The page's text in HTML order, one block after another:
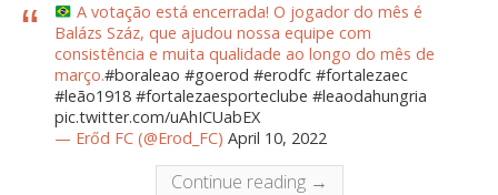
A votação está encerrada! O jogador do mês é
Balázs Száz, que ajudou nossa equipe com
consistência e muita qualidade ao longo do mês de
março.#boraleao #goerod #erodfc #fortalezaec
#leão1918 #fortalezaesporteclube #leaodahungria
pic.twitter.com/uAhICUabEX
— Erőd FC (@Erod_FC) April 10, 2022
Continue reading →